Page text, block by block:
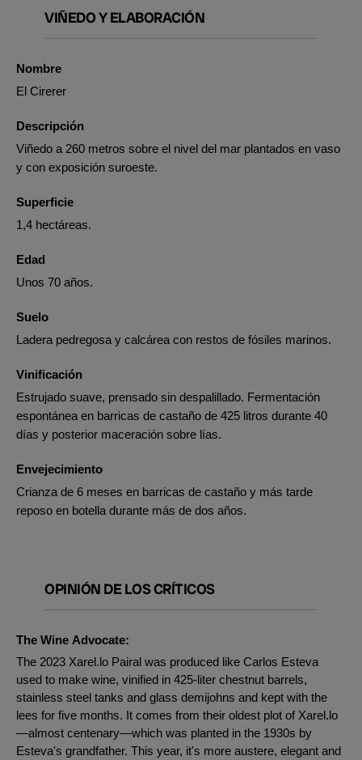
VIÑEDO Y ELABORACIÓN
Nombre
El Cirerer
Descripción
Viñedo a 260 metros sobre el nivel del mar plantados en vaso
y con exposición suroeste.
Superficie
1,4 hectáreas.
Edad
Unos 70 años.
Suelo
Ladera pedregosa y calcárea con restos de fósiles marinos.
Vinificación
Estrujado suave, prensado sin despalillado. Fermentación
espontánea en barricas de castaño de 425 litros durante 40
días y posterior maceración sobre lías.
Envejecimiento
Crianza de 6 meses en barricas de castaño y más tarde
reposo en botella durante más de dos años.
OPINIÓN DE LOS CRÍTICOS
The Wine Advocate:
The 2023 Xarel.lo Pairal was produced like Carlos Esteva
used to make wine, vinified in 425-liter chestnut barrels,
stainless steel tanks and glass demijohns and kept with the
lees for five months. It comes from their oldest plot of Xarel.lo
—almost centenary—which was planted in the 1930s by
Esteva's grandfather. This year, it's more austere, elegant and